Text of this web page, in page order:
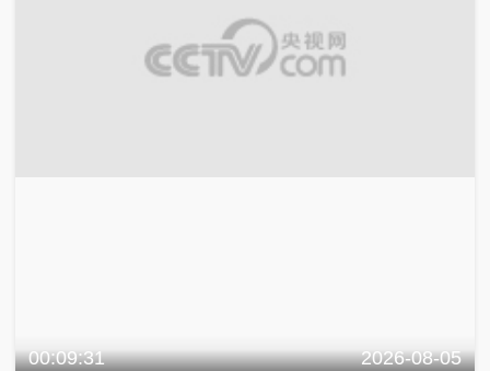
00:09:31 2026-08-05